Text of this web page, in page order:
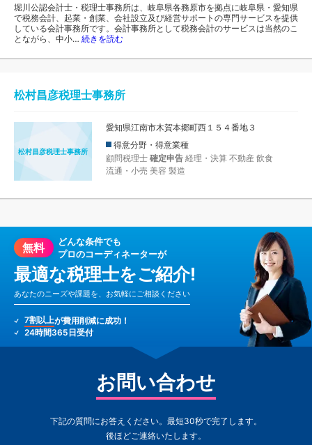
堀川公認会計士・税理士事務所は、岐阜県各務原市を拠点に岐阜県・愛知県
で税務会計、起業・創業、会社設立及び経営サポートの専門サービスを提供
している会計事務所です。会計事務所として税務会計のサービスは当然のこ
とながら、中小… 続きを読む
松村昌彦税理士事務所
松村昌彦税理士事務所
愛知県江南市木賀本郷町西１５４番地３
得意分野・得意業種
顧問税理士 確定申告 経理・決算 不動産 飲食
流通・小売 美容 製造
無料
どんな条件でも
プロのコーディネーターが
最適な税理士をご紹介!
あなたのニーズや課題を、お気軽にご相談ください
7割以上が費用削減に成功！
24時間365日受付
お問い合わせ
下記の質問にお答えください。最短30秒で完了します。
後ほどご連絡いたします。